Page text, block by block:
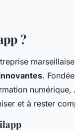
?
.
et à rester